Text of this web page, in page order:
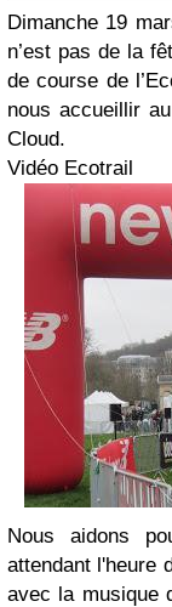
Dimanche 19
n’est pas de la
de course de
nous accueillir
Cloud.
Vidéo Ecotrail
Nous aidons
attendant l'heure
avec la musique